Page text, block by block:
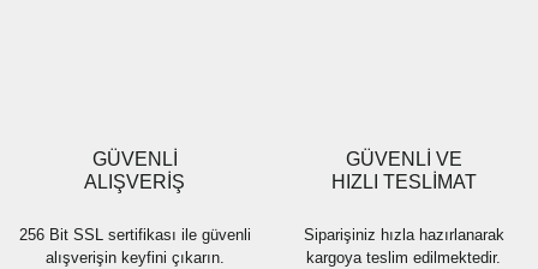
Ürün fiyatı diğer sitelerden daha pahalı.
Bu ürüne benzer farklı alternatifler olmalı.
GÜVENLİ
ALIŞVERİŞ
256 Bit SSL sertifikası ile güvenli
alışverişin keyfini çıkarın.
GÜVENLİ VE
HIZLI TESLİMAT
Siparişiniz hızla hazırlanarak
kargoya teslim edilmektedir.